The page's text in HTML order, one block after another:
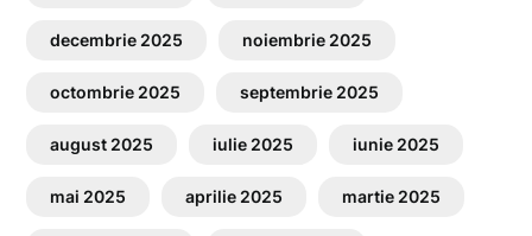
decembrie 2025 noiembrie 2025
octombrie 2025 septembrie 2025
august 2025 iulie 2025 iunie 2025
mai 2025 aprilie 2025 martie 2025